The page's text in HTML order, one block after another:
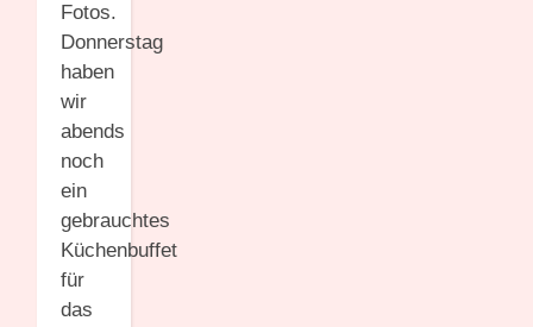
Fotos.
Donnerstag
haben
wir
abends
noch
ein
gebrauchtes
Küchenbuffet
für
das